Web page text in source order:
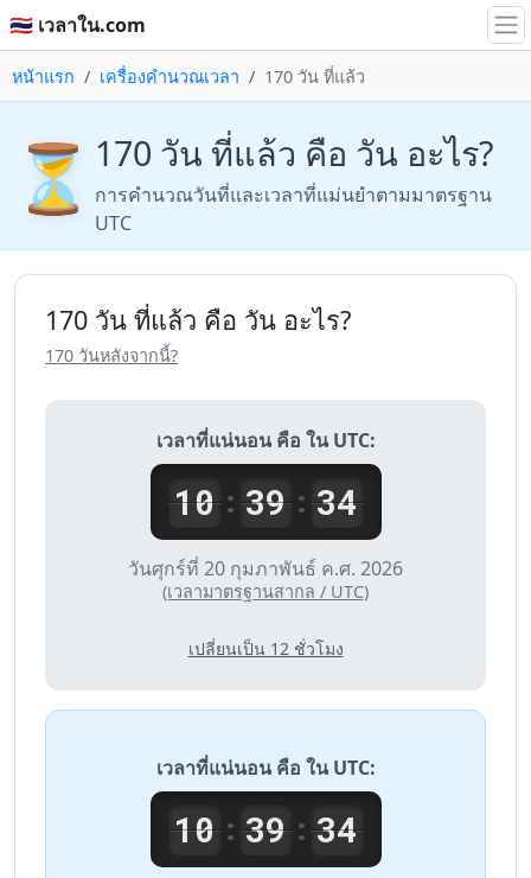
🇹🇭 เวลาใน.com
หน้าแรก เครื่องคำนวณเวลา 170 วัน ที่แล้ว
⏳ 170 วัน ที่แล้ว คือ วัน อะไร?
การคำนวณวันที่และเวลาที่แม่นยำตามมาตรฐาน
UTC
170 วัน ที่แล้ว คือ วัน อะไร?
170 วันหลังจากนี้?
เวลาที่แน่นอน คือ ใน UTC:
10: 39: 34
วันศุกร์ที่ 20 กุมภาพันธ์ ค.ศ. 2026
(เวลามาตรฐานสากล / UTC)
เปลี่ยนเป็น 12 ชั่วโมง
เวลาที่แน่นอน คือ ในUTC:
10: 39: 34